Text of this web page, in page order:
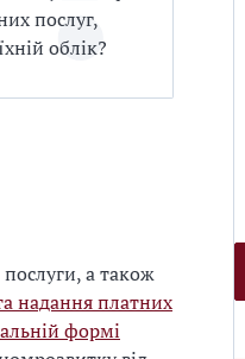
послуг,
облік?
а також
надання платних
формі